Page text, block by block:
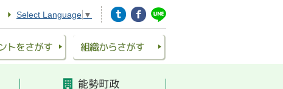
Select Language ▼